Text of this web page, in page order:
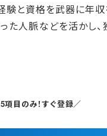
と資格を武器に年収
人脈などを活かし、
項目のみ！すぐ登録／